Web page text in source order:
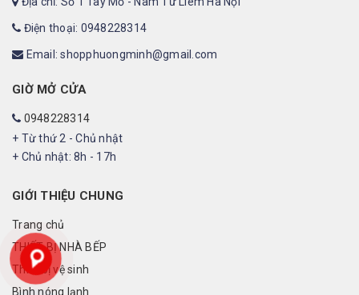
Điện thoại: 0948228314
Email: shopphuongminh@gmail.com
GIỜ MỞ CỬA
0948228314
+ Từ thứ 2 - Chủ nhật
+ Chủ nhật: 8h - 17h
GIỚI THIỆU CHUNG
Trang chủ
THIẾT BỊ NHÀ BẾP
Thiết bị vệ sinh
Bình nóng lạnh